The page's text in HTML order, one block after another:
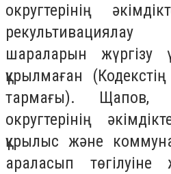
округтерінің
шараларын жүргізу
құрылмаған
тармағы). Щапов,
округтерінің
құрылыс және
араласып